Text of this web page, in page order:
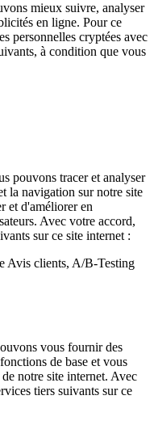
mieux suivre, analyser
en ligne. Pour ce
personnelles cryptées avec
à condition que vous
pouvons tracer et analyser
la navigation sur notre site
et d'améliorer en
Avec votre accord,
sur ce site internet :
Avis clients, A/B-Testing
vous fournir des
de base et vous
notre site internet. Avec
tiers suivants sur ce